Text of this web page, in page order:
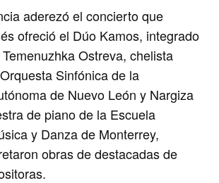
aderezó el concierto que
ofreció el Dúo Kamos, integrado
Ostreva, chelista
Sinfónica de la
de Nuevo León y Nargiza
de piano de la Escuela
y Danza de Monterrey,
obras de destacadas de